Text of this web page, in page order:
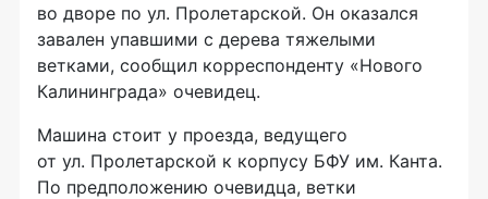
во дворе по ул. Пролетарской. Он оказался
завален упавшими с дерева тяжелыми
ветками, сообщил корреспонденту «Нового
Калининграда» очевидец.
Машина стоит у проезда, ведущего
от ул. Пролетарской к корпусу БФУ им. Канта.
По предположению очевидца, ветки